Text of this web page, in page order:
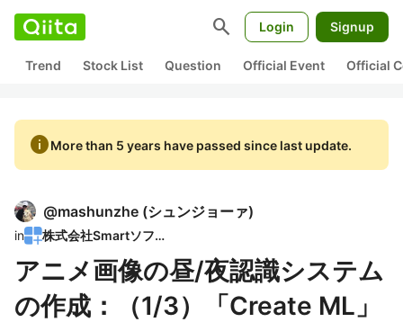
search Login Signup
Trend Stock List Question Official Event Official
infoMore than 5 years have passed since last update.
@mashunzhe (シュンジョーァ)
in 株式会社Smartソフト
アニメ画像の昼/夜認識システム
の作成：（1/3）「Create ML」